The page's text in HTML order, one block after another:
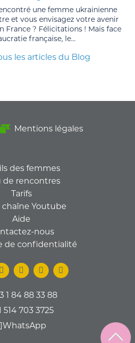
une femme ukrainienne
et vous envisagez votre avenir
? Félicitations ! Mais face
française, le...
les articles du Blog
Mentions légales
des femmes
de rencontres
Tarifs
chaîne Youtube
Aide
nous
de confidentialité
1 84 88 33 88
514 703 3725
WhatsApp